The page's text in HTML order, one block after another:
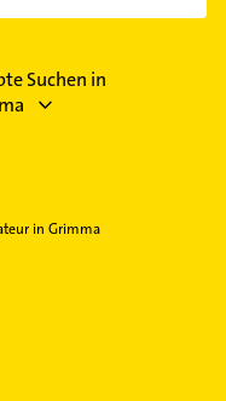
Öffnungszeiten.
Suchen in
in Grimma